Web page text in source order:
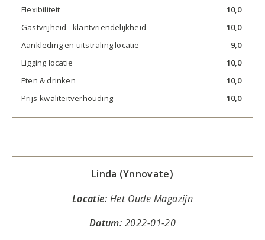
Flexibiliteit
10,0
Gastvrijheid - klantvriendelijkheid
10,0
Aankleding en uitstraling locatie
9,0
Ligging locatie
10,0
Eten & drinken
10,0
Prijs-kwaliteitverhouding
10,0
Linda (Ynnovate)
Locatie: Het Oude Magazijn
Datum: 2022-01-20